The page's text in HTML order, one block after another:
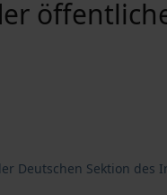
Deutschen Sektion